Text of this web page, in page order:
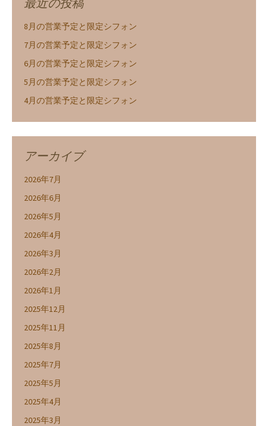
8月の営業予定と限定シフォン
7月の営業予定と限定シフォン
6月の営業予定と限定シフォン
5月の営業予定と限定シフォン
4月の営業予定と限定シフォン
アーカイブ
2026年7月
2026年6月
2026年5月
2026年4月
2026年3月
2026年2月
2026年1月
2025年12月
2025年11月
2025年8月
2025年7月
2025年5月
2025年4月
2025年3月